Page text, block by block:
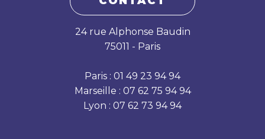
24 rue Alphonse Baudin
75011 - Paris
Paris : 01 49 23 94 94
Marseille : 07 62 75 94 94
Lyon : 07 62 73 94 94